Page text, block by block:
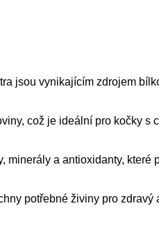
jsou vynikajícím zdrojem
což je ideální pro kočky s
minerály a antioxidanty, které
potřebné živiny pro zdravý